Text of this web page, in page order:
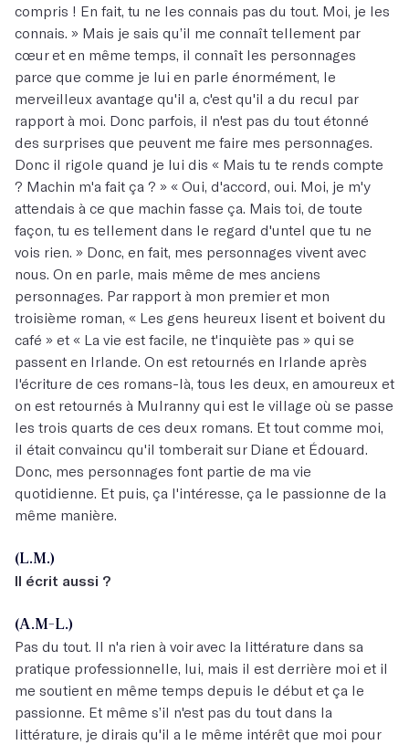
compris ! En fait, tu ne les connais pas du tout. Moi, je les
connais. » Mais je sais qu’il me connaît tellement par
cœur et en même temps, il connaît les personnages
parce que comme je lui en parle énormément, le
merveilleux avantage qu'il a, c'est qu'il a du recul par
rapport à moi. Donc parfois, il n'est pas du tout étonné
des surprises que peuvent me faire mes personnages.
Donc il rigole quand je lui dis « Mais tu te rends compte
? Machin m'a fait ça ? » « Oui, d'accord, oui. Moi, je m'y
attendais à ce que machin fasse ça. Mais toi, de toute
façon, tu es tellement dans le regard d'untel que tu ne
vois rien. » Donc, en fait, mes personnages vivent avec
nous. On en parle, mais même de mes anciens
personnages. Par rapport à mon premier et mon
troisième roman, « Les gens heureux lisent et boivent du
café » et « La vie est facile, ne t'inquiète pas » qui se
passent en Irlande. On est retournés en Irlande après
l'écriture de ces romans-là, tous les deux, en amoureux et
on est retournés à Mulranny qui est le village où se passe
les trois quarts de ces deux romans. Et tout comme moi,
il était convaincu qu'il tomberait sur Diane et Édouard.
Donc, mes personnages font partie de ma vie
quotidienne. Et puis, ça l'intéresse, ça le passionne de la
même manière.
(L.M.)
Il écrit aussi ?
(A.M-L.)
Pas du tout. Il n'a rien à voir avec la littérature dans sa
pratique professionnelle, lui, mais il est derrière moi et il
me soutient en même temps depuis le début et ça le
passionne. Et même s’il n'est pas du tout dans la
littérature, je dirais qu'il a le même intérêt que moi pour